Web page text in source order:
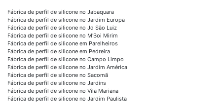
Fábrica de perfil de silicone no Jabaquara
Fábrica de perfil de silicone no Jardim Europa
Fábrica de perfil de silicone no Jd São Luiz
Fábrica de perfil de silicone no M'Boi Mirim
Fábrica de perfil de silicone em Parelheiros
Fábrica de perfil de silicone em Pedreira
Fábrica de perfil de silicone no Campo Limpo
Fábrica de perfil de silicone no Jardim América
Fábrica de perfil de silicone no Sacomã
Fábrica de perfil de silicone no Jardins
Fábrica de perfil de silicone no Vila Mariana
Fábrica de perfil de silicone no Jardim Paulista